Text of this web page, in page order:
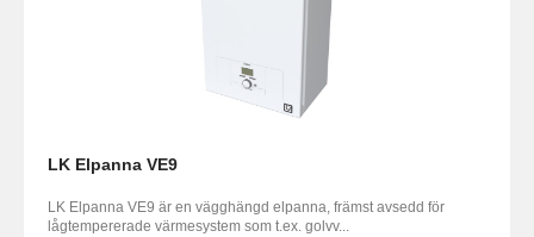
LK Elpanna VE9
LK Elpanna VE9 är en vägghängd elpanna, främst avsedd för
lågtempererade värmesystem som t.ex. golvv...